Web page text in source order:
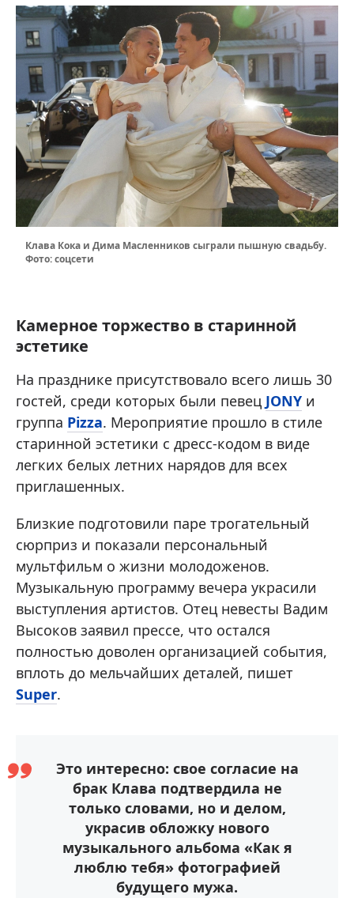
Клава Кока и Дима Масленников сыграли пышную свадьбу.
Фото: соцсети
Камерное торжество в старинной
эстетике
На празднике присутствовало всего лишь 30
гостей, среди которых были певец JONY и
группа Pizza. Мероприятие прошло в стиле
старинной эстетики с дресс-кодом в виде
легких белых летних нарядов для всех
приглашенных.
Близкие подготовили паре трогательный
сюрприз и показали персональный
мультфильм о жизни молодоженов.
Музыкальную программу вечера украсили
выступления артистов. Отец невесты Вадим
Высоков заявил прессе, что остался
полностью доволен организацией события,
вплоть до мельчайших деталей, пишет
Super.
Это интересно: свое согласие на
брак Клава подтвердила не
только словами, но и делом,
украсив обложку нового
музыкального альбома «Как я
люблю тебя» фотографией
будущего мужа.